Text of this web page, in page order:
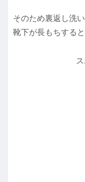
そのため裏返し洗い
靴下が長もちすると